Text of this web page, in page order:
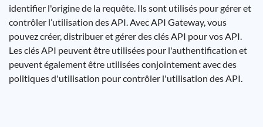
identifier l'origine de la requête. Ils sont utilisés pour gérer et
contrôler l’utilisation des API. Avec API Gateway, vous
pouvez créer, distribuer et gérer des clés API pour vos API.
Les clés API peuvent être utilisées pour l'authentification et
peuvent également être utilisées conjointement avec des
politiques d'utilisation pour contrôler l'utilisation des API.